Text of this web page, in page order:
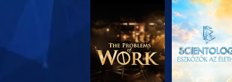
A SOROZAT
RÉSZEI
MŰSORNÉZÉS